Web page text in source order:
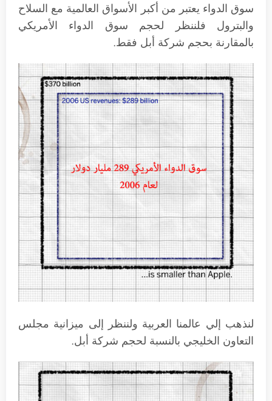
سوق الدواء يعتبر من أكبر الأسواق العالمية مع السلاح
والبترول فلننظر لحجم سوق الدواء الأمريكي
بالمقارنة بحجم شركة أبل فقط.
لنذهب إلي عالمنا العربية ولننظر إلى ميزانية مجلس
التعاون الخليجي بالنسبة لحجم شركة أبل.